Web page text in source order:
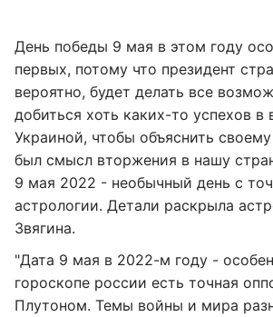
День победы 9 мая в этом году
первых, потому что президент
вероятно, будет делать все
добиться хоть каких-то успехов в
Украиной, чтобы объяснить
был смысл вторжения в нашу
9 мая 2022 - необычный день с
астрологии. Детали раскрыла
Звягина.
"Дата 9 мая в 2022-м году -
гороскопе россии есть точная
Плутоном. Темы войны и мира